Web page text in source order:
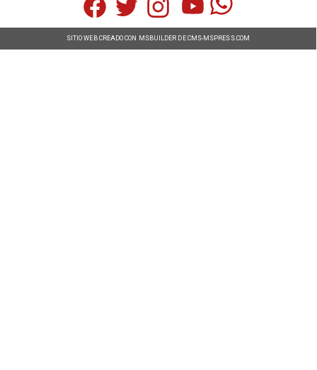
SITIO WEB CREADO CON MSBUILDER DE CMS-MSPRESS.COM